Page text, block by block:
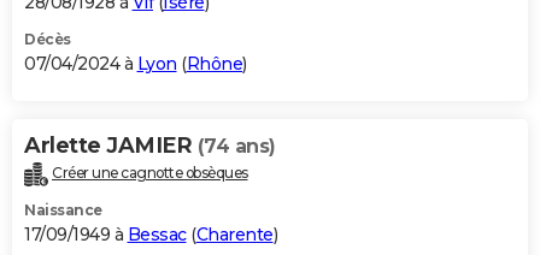
Décès
07/04/2024 à Lyon (Rhône)
Arlette JAMIER (74 ans)
Créer une cagnotte obsèques
Naissance
17/09/1949 à Bessac(Charente)